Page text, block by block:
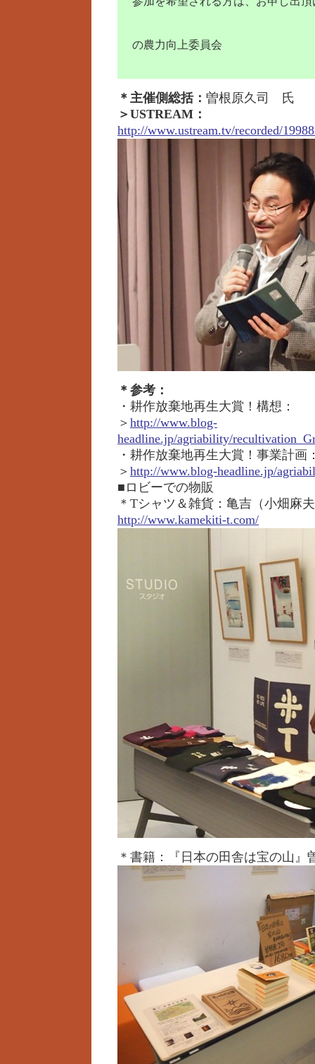
の農力向上委員会
＊主催側総括： 曽根原久司 氏
＞USTREAM：
http://www.ustream.tv/recorded/
＊参考：
・耕作放棄地再生大賞！構想：
＞ http://www.blog-
headline.jp/agriability/
・耕作放棄地再生大賞！事業計画
＞ http://www.blog-headline.jp/
■ロビーでの物販
＊Tシャツ＆雑貨：亀吉（小畑麻
http://www.kamekiti-t.com/
＊書籍：『日本の田舎は宝の山』